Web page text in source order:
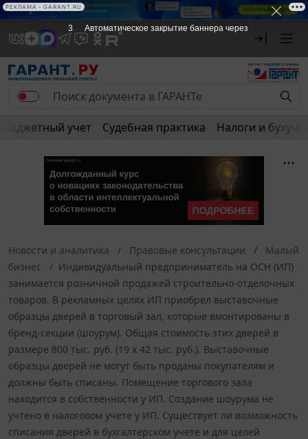
Бюджетный учет Судебная практика Налоги и
Новости и аналитика Правовые консультации
Малый
бизнес
Индивидуальный предприниматель на ОСН (ИП)
занимается розничной продажей строительно-отделочных
товаров. В рекламных целях ИП приобрел выставочные
образцы дверей в торговый зал, которые вмонтированы в
бренд-секции (шоурум). Общая стоимость этих дверей в
размере 800 тыс. руб. (19 х 42 тыс. руб.). Выставочные
образцы дверей не могут быть проданы покупателям и
должны быть списаны. Помещение торгового зала
находится в собственности у ИП. Создание шоурума не
учтено в налоговом учете у ИП. Существует ли возможность
списания дверей в бухгалтерском учете и для целей
2 Автоматическое закрытие баннера через
РЕКЛАМА • GARANT.RU